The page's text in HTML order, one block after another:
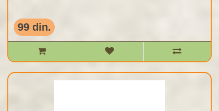
99 din.